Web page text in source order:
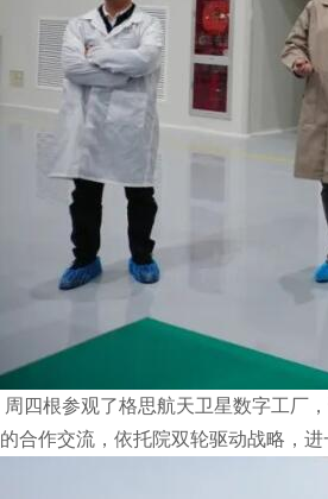
周四根参观了格思航天卫星数字工厂
的合作交流，依托院双轮驱动战略，